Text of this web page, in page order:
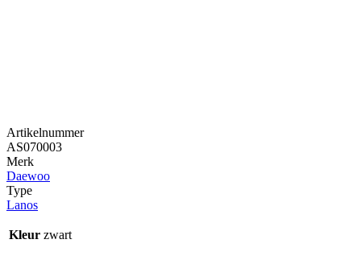
Artikelnummer
AS070003
Merk
Daewoo
Type
Lanos
Kleur zwart